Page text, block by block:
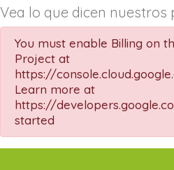
Vea lo que dicen nuestros
You must enable Billing on
Project at
https://
Learn more at
https://
started